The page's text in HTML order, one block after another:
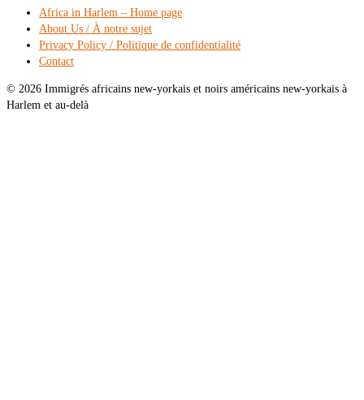
Africa in Harlem – Home page
About Us / À notre sujet
Privacy Policy / Politique de confidentialité
Contact
© 2026 Immigrés africains new-yorkais et noirs américains new-yorkais à
Harlem et au-delà